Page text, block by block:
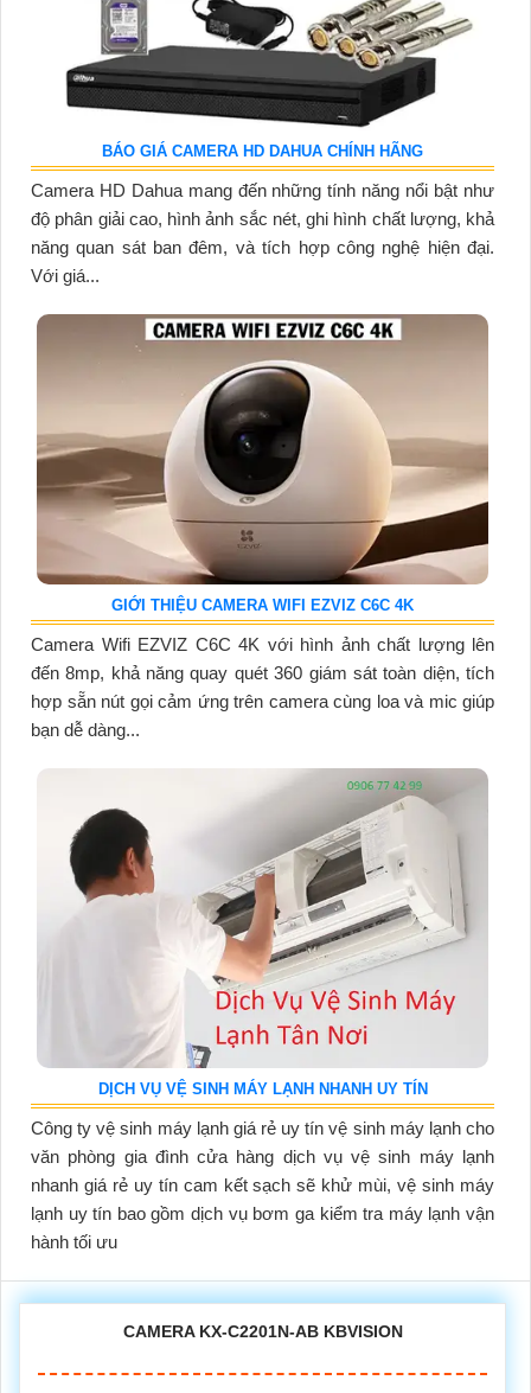
BÁO GIÁ CAMERA HD DAHUA CHÍNH HÃNG
Camera HD Dahua mang đến những tính năng nổi bật như
độ phân giải cao, hình ảnh sắc nét, ghi hình chất lượng, khả
năng quan sát ban đêm, và tích hợp công nghệ hiện đại.
Với giá...
GIỚI THIỆU CAMERA WIFI EZVIZ C6C 4K
Camera Wifi EZVIZ C6C 4K với hình ảnh chất lượng lên
đến 8mp, khả năng quay quét 360 giám sát toàn diện, tích
hợp sẵn nút gọi cảm ứng trên camera cùng loa và mic giúp
bạn dễ dàng...
DỊCH VỤ VỆ SINH MÁY LẠNH NHANH UY TÍN
Công ty vệ sinh máy lạnh giá rẻ uy tín vệ sinh máy lạnh cho
văn phòng gia đình cửa hàng dịch vụ vệ sinh máy lạnh
nhanh giá rẻ uy tín cam kết sạch sẽ khử mùi, vệ sinh máy
lạnh uy tín bao gồm dịch vụ bơm ga kiểm tra máy lạnh vận
hành tối ưu
CAMERA KX-C2201N-AB KBVISION